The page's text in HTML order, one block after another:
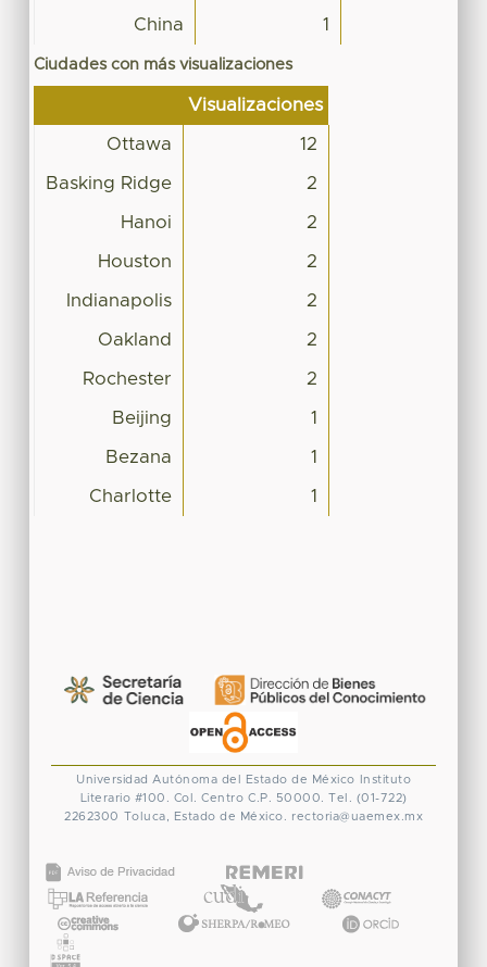
China 1
Ciudades con más visualizaciones
Visualizaciones
Ottawa 12
Basking Ridge 2
Hanoi 2
Houston 2
Indianapolis 2
Oakland 2
Rochester 2
Beijing 1
Bezana 1
Charlotte 1
Universidad Autónoma del Estado de México
Instituto
Literario #100. Col. Centro C.P. 50000. Tel. (01-722)
2262300 Toluca, Estado de México. rectoria@uaemex.mx